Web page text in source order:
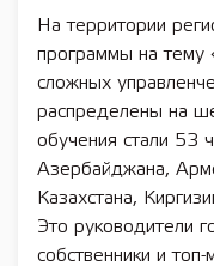
На территории
программы на тему
сложных
распределены на
обучения стали 53
Азербайджана,
Казахстана,
Это руководители
собственники и